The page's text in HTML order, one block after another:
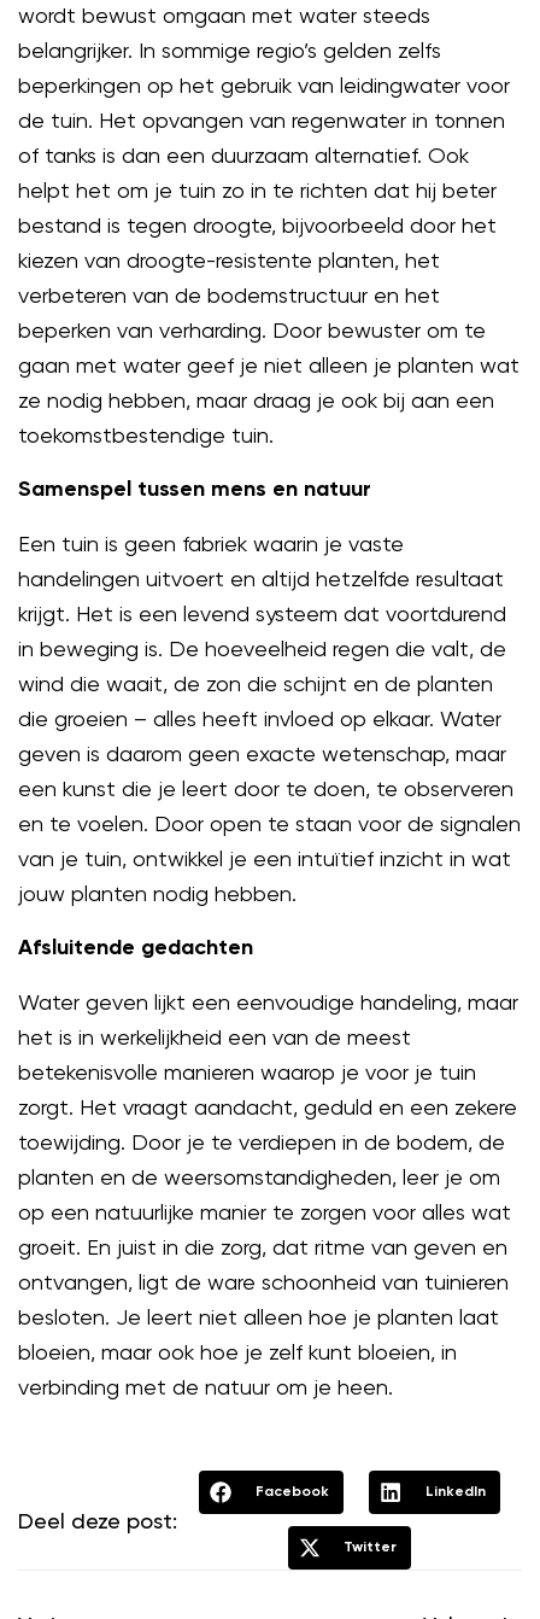
wordt bewust omgaan met water steeds
belangrijker. In sommige regio’s gelden zelfs
beperkingen op het gebruik van leidingwater voor
de tuin. Het opvangen van regenwater in tonnen
of tanks is dan een duurzaam alternatief. Ook
helpt het om je tuin zo in te richten dat hij beter
bestand is tegen droogte, bijvoorbeeld door het
kiezen van droogte-resistente planten, het
verbeteren van de bodemstructuur en het
beperken van verharding. Door bewuster om te
gaan met water geef je niet alleen je planten wat
ze nodig hebben, maar draag je ook bij aan een
toekomstbestendige tuin.
Samenspel tussen mens en natuur
Een tuin is geen fabriek waarin je vaste
handelingen uitvoert en altijd hetzelfde resultaat
krijgt. Het is een levend systeem dat voortdurend
in beweging is. De hoeveelheid regen die valt, de
wind die waait, de zon die schijnt en de planten
die groeien – alles heeft invloed op elkaar. Water
geven is daarom geen exacte wetenschap, maar
een kunst die je leert door te doen, te observeren
en te voelen. Door open te staan voor de signalen
van je tuin, ontwikkel je een intuïtief inzicht in wat
jouw planten nodig hebben.
Afsluitende gedachten
Water geven lijkt een eenvoudige handeling, maar
het is in werkelijkheid een van de meest
betekenisvolle manieren waarop je voor je tuin
zorgt. Het vraagt aandacht, geduld en een zekere
toewijding. Door je te verdiepen in de bodem, de
planten en de weersomstandigheden, leer je om
op een natuurlijke manier te zorgen voor alles wat
groeit. En juist in die zorg, dat ritme van geven en
ontvangen, ligt de ware schoonheid van tuinieren
besloten. Je leert niet alleen hoe je planten laat
bloeien, maar ook hoe je zelf kunt bloeien, in
verbinding met de natuur om je heen.
Deel deze post:
Facebook LinkedIn
Twitter